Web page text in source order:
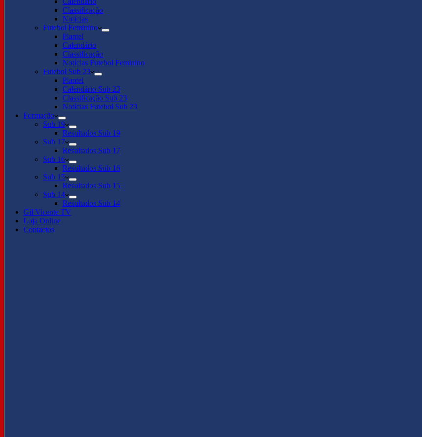
Classificação
Notícias
Futebol Feminino
Plantel
Calendário
Classificação
Notícias Futebol Feminino
Futebol Sub 23
Plantel
Calendário Sub 23
Classificação Sub 23
Notícias Futebol Sub 23
Formação
Sub 19
Resultados Sub 19
Sub 17
Resultados Sub 17
Sub 16
Resultados Sub 16
Sub 15
Resultados Sub 15
Sub 14
Resultados Sub 14
Gil Vicente TV
Loja Online
Contactos